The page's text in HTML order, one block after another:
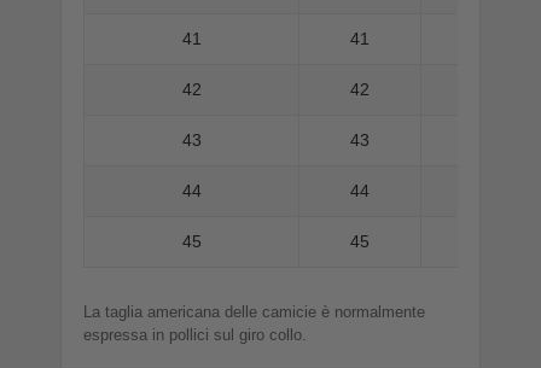
41 41
42 42
43 43
44 44
45 45
La taglia americana delle camicie è normalmente
espressa in pollici sul giro collo.